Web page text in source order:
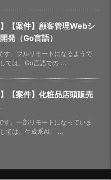
】【案件】顧客管理Webシ
発（Go言語）
す。フルリモートになるようで
ては、Go言語での ...
】【案件】化粧品店頭販売
す。一部リモートになっていま
ては、生成系AI、 ...